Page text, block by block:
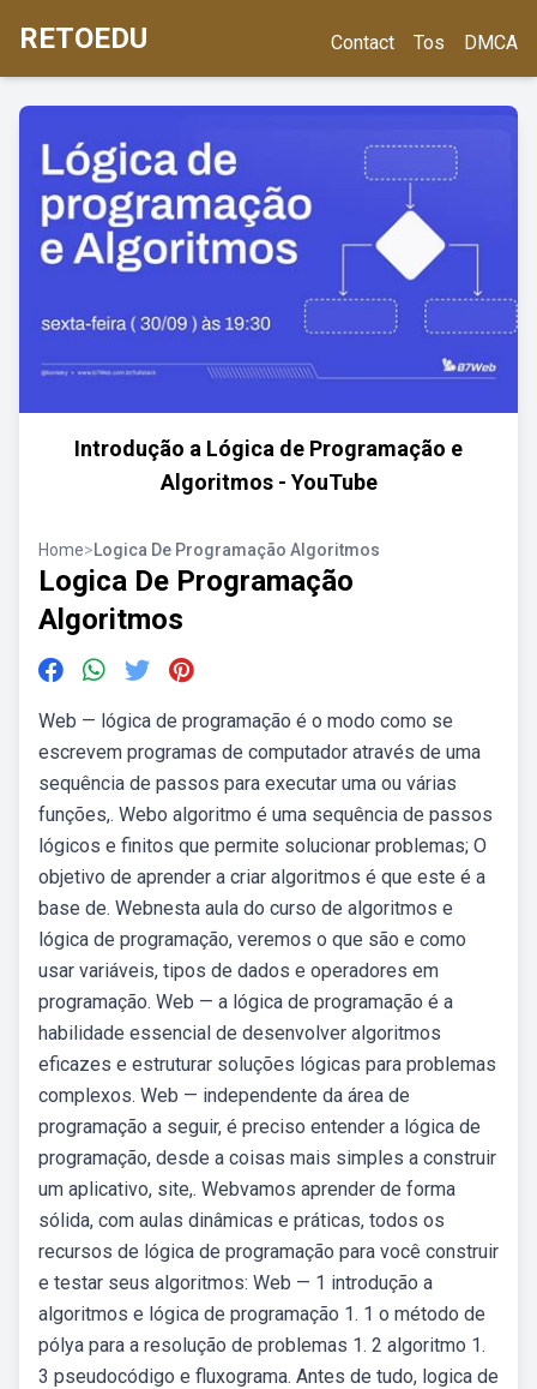
RETOEDU Contact Tos DMCA
Introdução a Lógica de Programação e
Algoritmos - YouTube
Home>Logica De Programação Algoritmos
Logica De Programação
Algoritmos
Web — lógica de programação é o modo como se
escrevem programas de computador através de uma
sequência de passos para executar uma ou várias
funções,. Webo algoritmo é uma sequência de passos
lógicos e finitos que permite solucionar problemas; O
objetivo de aprender a criar algoritmos é que este é a
base de. Webnesta aula do curso de algoritmos e
lógica de programação, veremos o que são e como
usar variáveis, tipos de dados e operadores em
programação. Web — a lógica de programação é a
habilidade essencial de desenvolver algoritmos
eficazes e estruturar soluções lógicas para problemas
complexos. Web — independente da área de
programação a seguir, é preciso entender a lógica de
programação, desde a coisas mais simples a construir
um aplicativo, site,. Webvamos aprender de forma
sólida, com aulas dinâmicas e práticas, todos os
recursos de lógica de programação para você construir
e testar seus algoritmos: Web — 1 introdução a
algoritmos e lógica de programação 1. 1 o método de
pólya para a resolução de problemas 1. 2 algoritmo 1.
3 pseudocódigo e fluxograma. Antes de tudo, logica de